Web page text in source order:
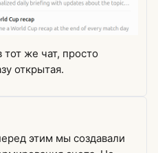
же чат, просто
открытая.
этим мы создавали